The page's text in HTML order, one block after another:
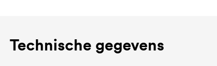
Technische gegevens